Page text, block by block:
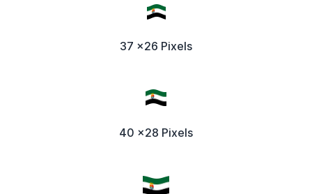
37 x26 Pixels
40 x28 Pixels